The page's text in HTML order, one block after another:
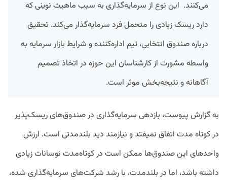
می‌کنند. این نوع از سرمایه‌گذاری به سبب ماهیت نوینی که
دارد ریسک زیادی را متحمل فرد سرمایه‌گذار می‌کند. تحقیق
درباره صندوق انتخابی، تیم اداره‌کننده و شرایط بازار سرمایه به
واسطه مشورت از کارشناسان این حوزه در اتخاذ تصمیم
آگاهانه و نتیجه‌بخش موثر است.
به گزارش پیوست، بازدهی سرمایه‌گذاری در صندوق‌های ریسک‌پذیر
در کوتاه مدت اتفاق نمیفتد و نیازمند دید بلندمدتی است. ارزش
واحدهای این صندوق‌ها ممکن است در کوتاه‌مدت نوسانات زیادی
داشته باشد، اما در بلندمدت، با رشد شرکت‌های سرمایه‌گذاری شده،